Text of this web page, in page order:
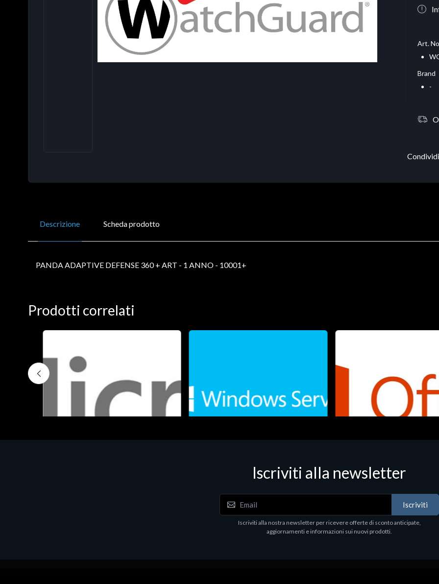
Art.
Brand
-
Descrizione Scheda prodotto
PANDA ADAPTIVE DEFENSE 360 + ART - 1 ANNO - 10001+
Prodotti correlati
Software - Office Productivity Software - Office Productivity
Iscriviti alla newsletter
Iscriviti
Iscriviti alla nostra newsletter per ricevere offerte di sconto anticipate,
aggiornamenti e informazioni sui nuovi prodotti.